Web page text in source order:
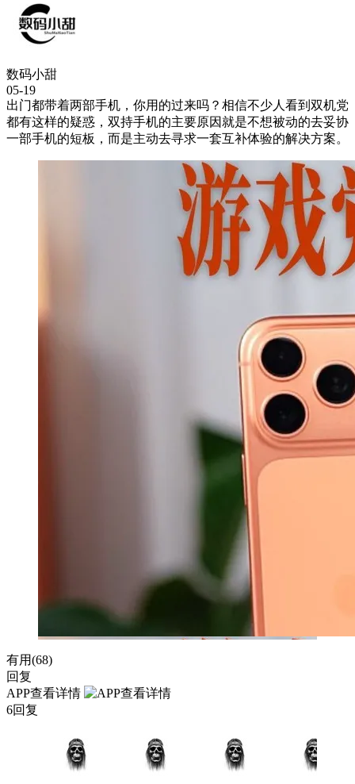
数码小甜
05-19
出门都带着两部手机，你用的过来吗？相信不少人看到双机党
都有这样的疑惑，双持手机的主要原因就是不想被动的去妥协
一部手机的短板，而是主动去寻求一套互补体验的解决方案。
有用(68)
回复
APP查看详情
6回复